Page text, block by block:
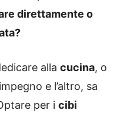
direttamente o
alla cucina, o
e l’altro, sa
per i cibi